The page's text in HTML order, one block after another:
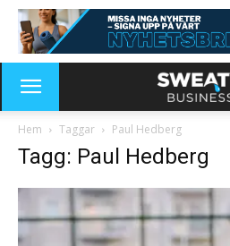
Hem Taggar Paul Hedberg
Tagg: Paul Hedberg